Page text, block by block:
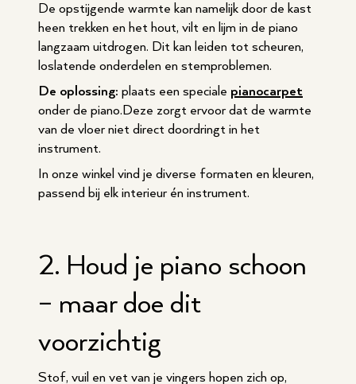
De opstijgende warmte kan namelijk door de kast
heen trekken en het hout, vilt en lijm in de piano
langzaam uitdrogen. Dit kan leiden tot scheuren,
loslatende onderdelen en stemproblemen.
De oplossing: plaats een speciale pianocarpet
onder de piano.Deze zorgt ervoor dat de warmte
van de vloer niet direct doordringt in het
instrument.
In onze winkel vind je diverse formaten en kleuren,
passend bij elk interieur én instrument.
2. Houd je piano schoon
– maar doe dit
voorzichtig
Stof, vuil en vet van je vingers hopen zich op,